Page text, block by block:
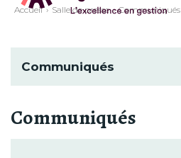
Accueil Salle de presse Communiqués
Communiqués
Communiqués